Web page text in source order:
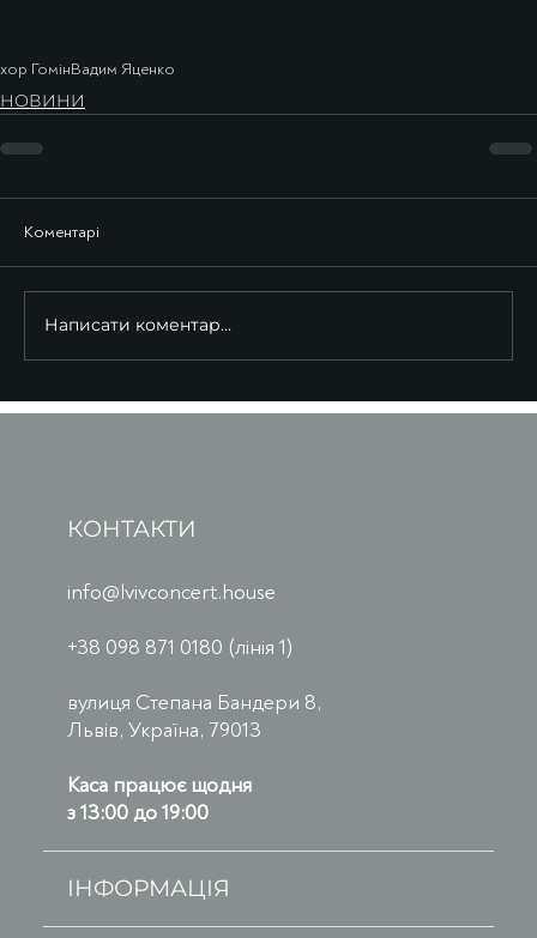
хор ГомінВадим Яценко
НОВИНИ
Коментарі
Написати коментар...
КОНТАКТИ
info@lvivconcert.house
+38 098 871 0180 (лінія 1)
вулиця Степана Бандери 8,
Львів, Україна, 79013
Каса працює щодня
з 13:00 до 19:00
ІНФОРМАЦІЯ